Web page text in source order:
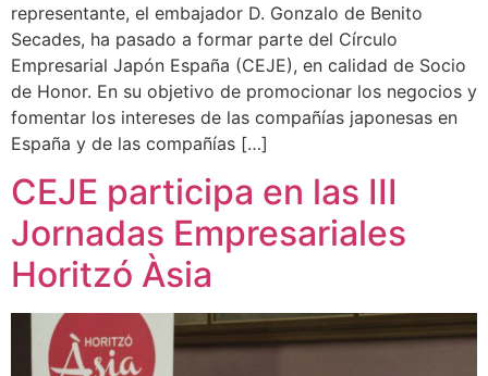
representante, el embajador D. Gonzalo de Benito
Secades, ha pasado a formar parte del Círculo
Empresarial Japón España (CEJE), en calidad de Socio
de Honor. En su objetivo de promocionar los negocios y
fomentar los intereses de las compañías japonesas en
España y de las compañías […]
CEJE participa en las III
Jornadas Empresariales
Horitzó Àsia